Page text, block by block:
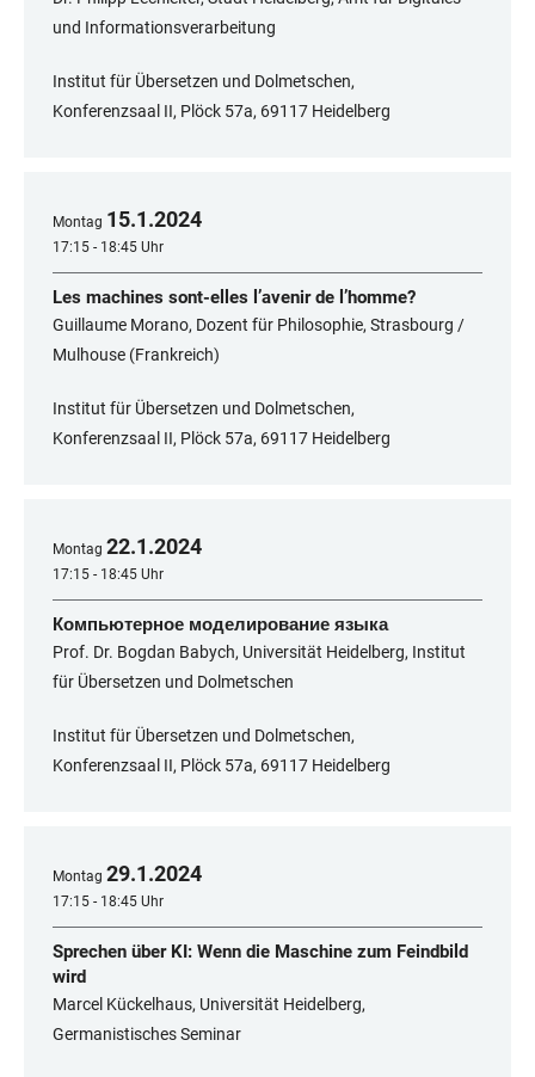
und Informationsverarbeitung
Institut für Übersetzen und Dolmetschen,
Konferenzsaal II, Plöck 57a, 69117 Heidelberg
Montag 15.1.2024
17:15 - 18:45 Uhr
Les machines sont-elles l’avenir de l’homme?
Guillaume Morano, Dozent für Philosophie, Strasbourg /
Mulhouse (Frankreich)
Institut für Übersetzen und Dolmetschen,
Konferenzsaal II, Plöck 57a, 69117 Heidelberg
Montag 22.1.2024
17:15 - 18:45 Uhr
Компьютерное моделирование языка
Prof. Dr. Bogdan Babych, Universität Heidelberg, Institut
für Übersetzen und Dolmetschen
Institut für Übersetzen und Dolmetschen,
Konferenzsaal II, Plöck 57a, 69117 Heidelberg
Montag 29.1.2024
17:15 - 18:45 Uhr
Sprechen über KI: Wenn die Maschine zum Feindbild
wird
Marcel Kückelhaus, Universität Heidelberg,
Germanistisches Seminar